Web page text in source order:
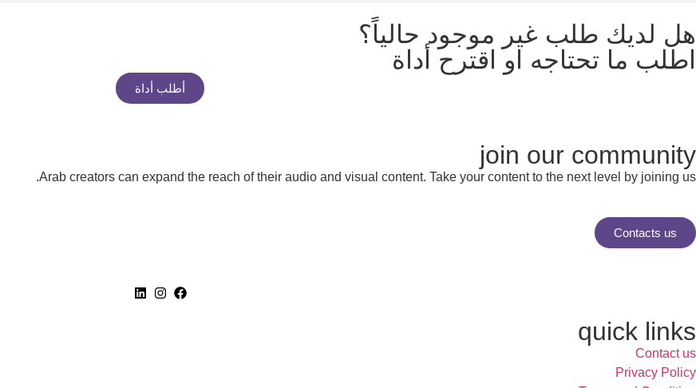
هل لديك طلب غير موجود حالياً؟
اطلب ما تحتاجه او اقترح أداة
أطلب أداة
join our community
Arab creators can expand the reach of their audio and visual content. Take your content to the next level by joining us.
Contacts us
quick links
Contact us
Privacy Policy